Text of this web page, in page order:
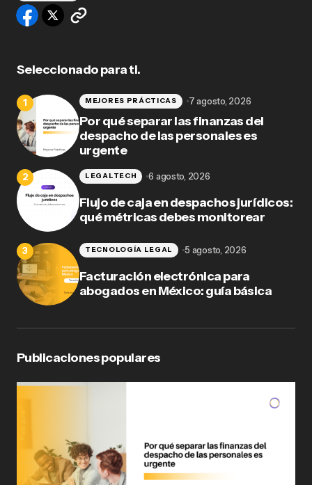
Seleccionado para ti.
Por qué separar las finanzas del
despacho de las personales es
urgente
MEJORES PRÁCTICAS 7 agosto, 2026
Flujo de caja en despachos jurídicos:
qué métricas debes monitorear
LEGALTECH 6 agosto, 2026
Facturación electrónica para
abogados en México: guía básica
TECNOLOGÍA LEGAL 5 agosto, 2026
Publicaciones populares